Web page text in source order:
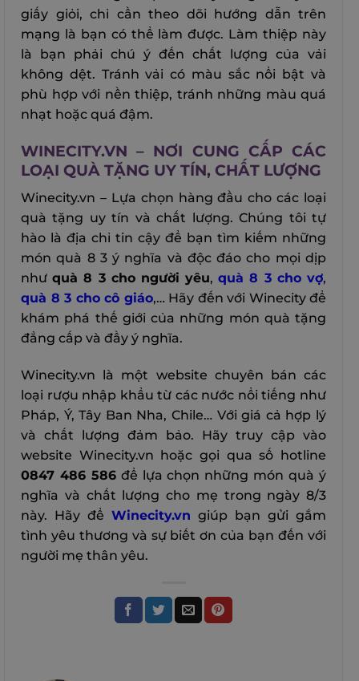
giấy giỏi, chỉ cần theo dõi hướng dẫn trên
mạng là bạn có thể làm được. Làm thiệp này
là bạn phải chú ý đến chất lượng của vải
không dệt. Tránh vải có màu sắc nổi bật và
phù hợp với nền thiệp, tránh những màu quá
nhạt hoặc quá đậm.
WINECITY.VN – NƠI CUNG CẤP CÁC
LOẠI QUÀ TẶNG UY TÍN, CHẤT LƯỢNG
Winecity.vn – Lựa chọn hàng đầu cho các loại
quà tặng uy tín và chất lượng. Chúng tôi tự
hào là địa chỉ tin cậy để bạn tìm kiếm những
món quà 8 3 ý nghĩa và độc đáo cho mọi dịp
nhưquà 8 3 cho người yêu,quà 8 3 cho vợ,
quà 8 3 cho cô giáo,… Hãy đến với Winecity để
khám phá thế giới của những món quà tặng
đẳng cấp và đầy ý nghĩa.
Winecity.vn là một website chuyên bán các
loại rượu nhập khẩu từ các nước nổi tiếng như
Pháp, Ý, Tây Ban Nha, Chile… Với giá cả hợp lý
và chất lượng đảm bảo. Hãy truy cập vào
website Winecity.vn hoặc gọi qua số hotline
0847 486 586để lựa chọn những món quà ý
nghĩa và chất lượng cho mẹ trong ngày 8/3
này. Hãy để Winecity.vn giúp bạn gửi gắm
tình yêu thương và sự biết ơn của bạn đến với
người mẹ thân yêu.